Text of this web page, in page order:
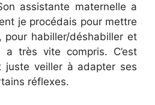
assistante maternelle a
je procédais pour mettre
pour habiller/déshabiller et
très vite compris. C’est
juste veiller à adapter ses
réflexes.